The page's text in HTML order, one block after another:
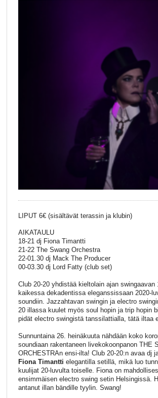
LIPUT 6€ (sisältävät terassin ja klubin)
AIKATAULU
18-21 dj Fiona Timantti
21-22 The Swang Orchestra
22-01.30 dj Mack The Producer
00-03.30 dj Lord Fatty (club set)
Club 20-20 yhdistää kieltolain ajan swingaavan
kaikessa dekadentissa eleganssissaan 2020-
soundiin. Jazzahtavan swingin ja electro
20 illassa kuulet myös soul hopin ja trip hopin
pidät electro swingistä tanssilattialla, tätä iltaa
Sunnuntaina 26. heinäkuuta nähdään koko
soundiaan rakentaneen livekokoonpanon THE
ORCHESTRAn ensi-ilta! Club 20-20:n avaa dj
Fiona Timantti elegantilla setillä, mikä luo
kuulijat 20-luvulta toiselle. Fiona on
ensimmäisen electro swing setin Helsingissä.
antanut illan bändille tyylin. Swang!